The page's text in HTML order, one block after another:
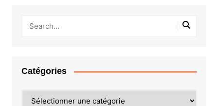
Catégories